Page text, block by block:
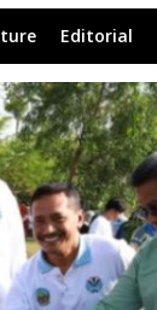
Editorial